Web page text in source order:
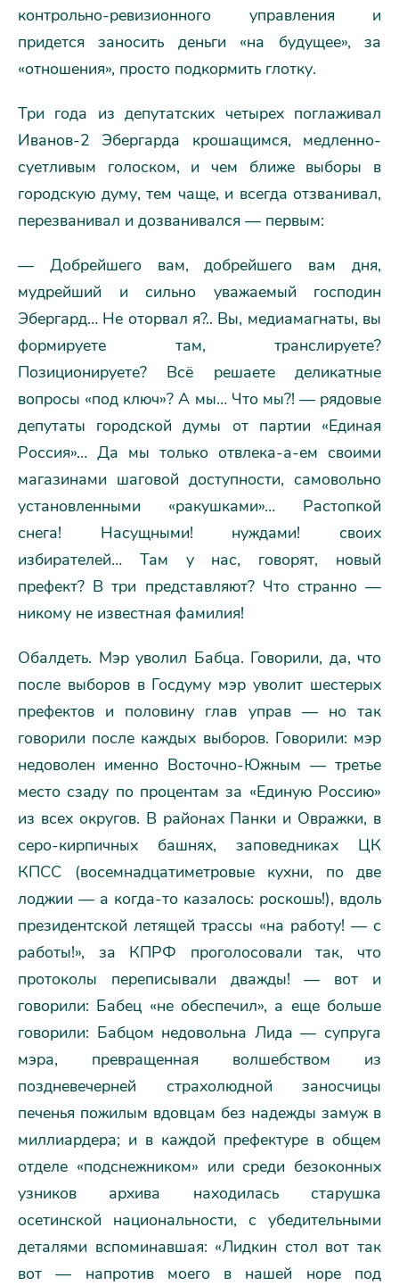
контрольно-ревизионного управления и
придется заносить деньги «на будущее», за
«отношения», просто подкормить глотку.
Три года из депутатских четырех поглаживал
Иванов-2 Эбергарда крошащимся, медленно-
суетливым голоском, и чем ближе выборы в
городскую думу, тем чаще, и всегда отзванивал,
перезванивал и дозванивался — первым:
— Добрейшего вам, добрейшего вам дня,
мудрейший и сильно уважаемый господин
Эбергард… Не оторвал я?.. Вы, медиамагнаты, вы
формируете там, транслируете?
Позиционируете? Всё решаете деликатные
вопросы «под ключ»? А мы… Что мы?! — рядовые
депутаты городской думы от партии «Единая
Россия»… Да мы только отвлека-а-ем своими
магазинами шаговой доступности, самовольно
установленными «ракушками»… Растопкой
снега! Насущными! нуждами! своих
избирателей… Там у нас, говорят, новый
префект? В три представляют? Что странно —
никому не известная фамилия!
Обалдеть. Мэр уволил Бабца. Говорили, да, что
после выборов в Госдуму мэр уволит шестерых
префектов и половину глав управ — но так
говорили после каждых выборов. Говорили: мэр
недоволен именно Восточно-Южным — третье
место сзаду по процентам за «Единую Россию»
из всех округов. В районах Панки и Овражки, в
серо-кирпичных башнях, заповедниках ЦК
КПСС (восемнадцатиметровые кухни, по две
лоджии — а когда-то казалось: роскошь!), вдоль
президентской летящей трассы «на работу! — с
работы!», за КПРФ проголосовали так, что
протоколы переписывали дважды! — вот и
говорили: Бабец «не обеспечил», а еще больше
говорили: Бабцом недовольна Лида — супруга
мэра, превращенная волшебством из
поздневечерней страхолюдной заносчицы
печенья пожилым вдовцам без надежды замуж в
миллиардера; и в каждой префектуре в общем
отделе «подснежником» или среди безоконных
узников архива находилась старушка
осетинской национальности, с убедительными
деталями вспоминавшая: «Лидкин стол вот так
вот — напротив моего в нашей норе под